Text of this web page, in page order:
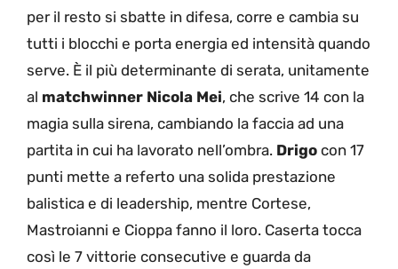
per il resto si sbatte in difesa, corre e cambia su
tutti i blocchi e porta energia ed intensità quando
serve. È il più determinante di serata, unitamente
al matchwinner Nicola Mei, che scrive 14 con la
magia sulla sirena, cambiando la faccia ad una
partita in cui ha lavorato nell’ombra. Drigo con 17
punti mette a referto una solida prestazione
balistica e di leadership, mentre Cortese,
Mastroianni e Cioppa fanno il loro. Caserta tocca
così le 7 vittorie consecutive e guarda da